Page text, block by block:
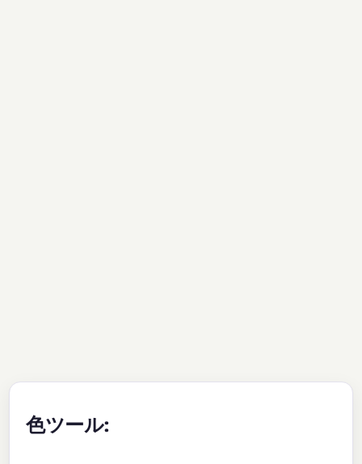
色ツール: